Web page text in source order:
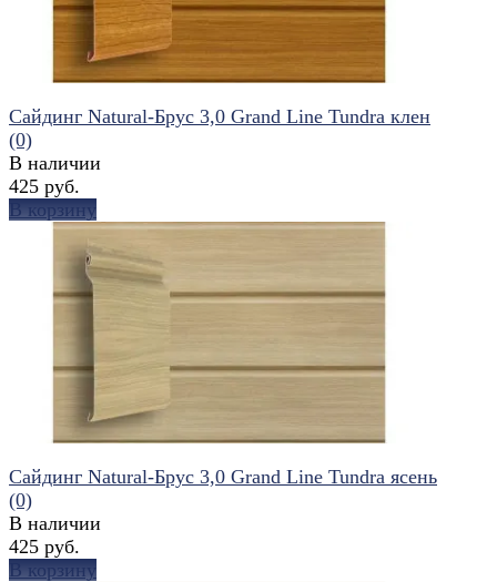
сравнить
Сайдинг Natural-Брус 3,0 Grand Line Tundra клен
(0)
В наличии
425 руб.
В корзину
Сайдинг Natural-Брус 3,0 Grand Line Tundra ясень
(0)
В наличии
425 руб.
В корзину